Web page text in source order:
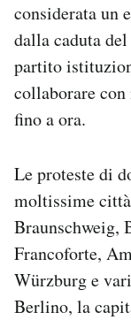
considerata un
dalla caduta
partito
collaborare con
fino a ora.
Le proteste di
moltissime
Braunschweig,
Francoforte,
Würzburg e
Berlino, la